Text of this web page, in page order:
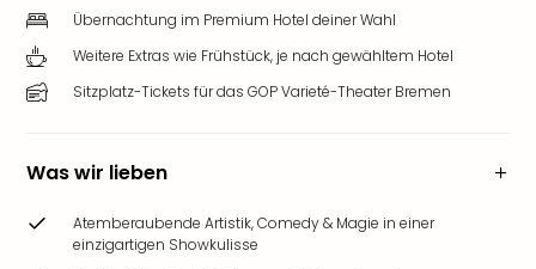
Übernachtung im Premium Hotel deiner Wahl
Weitere Extras wie Frühstück, je nach gewähltem Hotel
Sitzplatz-Tickets für das GOP Varieté-Theater Bremen
Was wir lieben
Atemberaubende Artistik, Comedy & Magie in einer
einzigartigen Showkulisse